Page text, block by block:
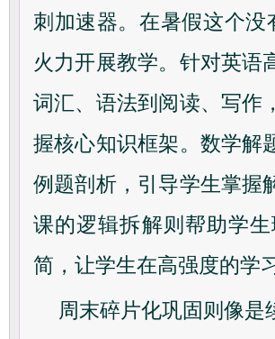
刺加速器。在暑假这个
火力开展教学。针对英语
词汇、语法到阅读、写作
握核心知识框架。数学解
例题剖析，引导学生掌握
课的逻辑拆解则帮助学
简，让学生在高强度的学
周末碎片化巩固则像